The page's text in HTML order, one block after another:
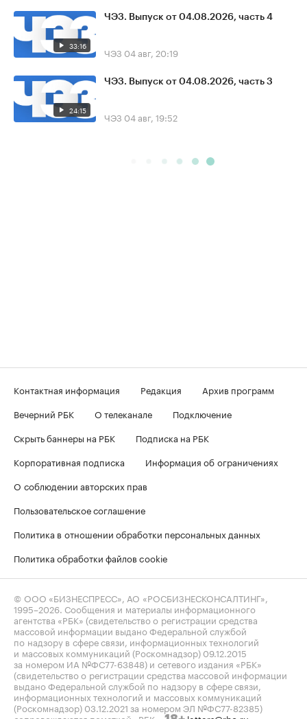
33:16
ЧЭЗ. Выпуск от 04.08.2026, часть 4
ЧЭЗ 04 авг, 20:19
24:15
ЧЭЗ. Выпуск от 04.08.2026, часть 3
ЧЭЗ 04 авг, 19:52
Контактная информация Редакция
Архив программ
Вечерний РБК
О телеканале
Подключение
Скрыть баннеры на РБК
Подписка на РБК
Корпоративная подписка
Информация об ограничениях
О соблюдении авторских прав
Пользовательское соглашение
Политика в отношении обработки персональных данных
Политика обработки файлов cookie
© ООО «БИЗНЕСПРЕСС», АО «РОСБИЗНЕСКОНСАЛТИНГ»,
1995–2026 . Сообщения и материалы информационного
агентства «РБК» (свидетельство о регистрации средства
массовой информации выдано Федеральной службой
по надзору в сфере связи, информационных технологий
и массовых коммуникаций (Роскомнадзор) 09.12.2015
за номером ИА №ФС77-63848) и сетевого издания «РБК»
(свидетельство о регистрации средства массовой информации
выдано Федеральной службой по надзору в сфере связи,
информационных технологий и массовых коммуникаций
(Роскомнадзор) 03.12.2021 за номером ЭЛ №ФС77-82385)